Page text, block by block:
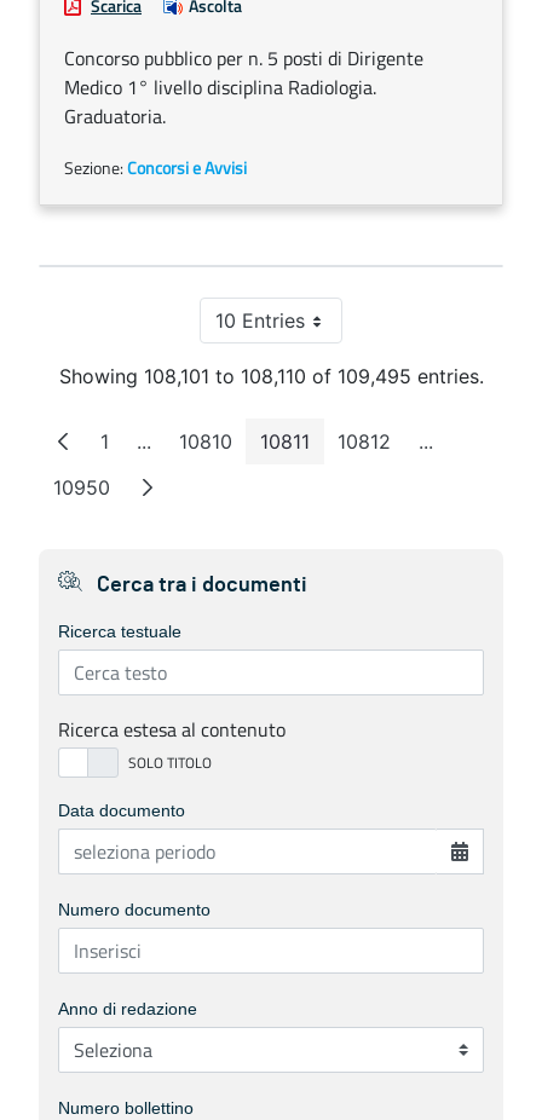
Scarica Ascolta
Concorso pubblico per n. 5 posti di Dirigente
Medico 1° livello disciplina Radiologia.
Graduatoria.
Sezione:Concorsi e Avvisi
10 EntriesPer Page
Showing 108,101 to 108,110 of 109,495 entries.
Page
1 ...Intermediate Pages
Page
10810 Page
10811 Page
10812 ...
Page
10950
Cerca tra i documenti
Ricerca testuale
Ricerca estesa al contenuto
Data documento
Numero documento
Anno di redazione
Numero bollettino